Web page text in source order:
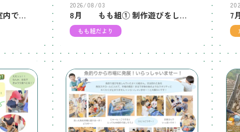
8月 もも組② 暑い夏 室内で元気に遊んでいます。
2026/08/03
8月 もも組① 制作遊びをしました。
もも組だより